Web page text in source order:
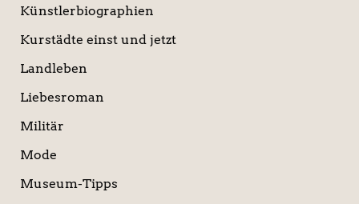
Künstlerbiographien
Kurstädte einst und jetzt
Landleben
Liebesroman
Militär
Mode
Museum-Tipps